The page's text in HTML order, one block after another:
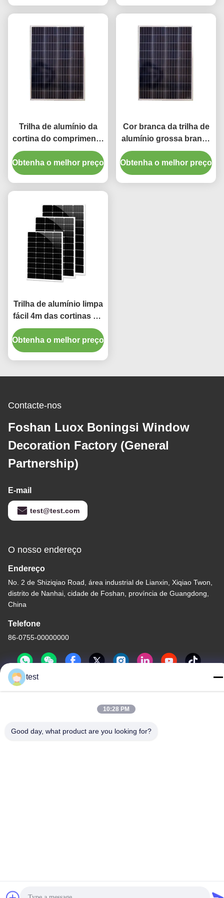
Trilha de alumínio da
cortina do comprimento
silencioso e liso de
6.7m
Obtenha o melhor preço
Cor branca da trilha de
alumínio grossa branca
da cortina do
comprimento da cor
1.2mm 6700mm
Obtenha o melhor preço
Trilha de alumínio limpa
fácil 4m das cortinas do
escurecimento da
decoração da casa
Obtenha o melhor preço
Contacte-nos
Foshan Luox Boningsi Window
Decoration Factory (General
Partnership)
E-mail
test@test.com
O nosso endereço
Endereço
No. 2 de Shiziqiao Road, área industrial de Lianxin, Xiqiao Twon,
distrito de Nanhai, cidade de Foshan, província de Guangdong,
China
Telefone
86-0755-00000000
China Boa Qualidade Trilha de alumínio da cortina Fornecedor.
test
10:28 PM
Good day, what product are you looking for?